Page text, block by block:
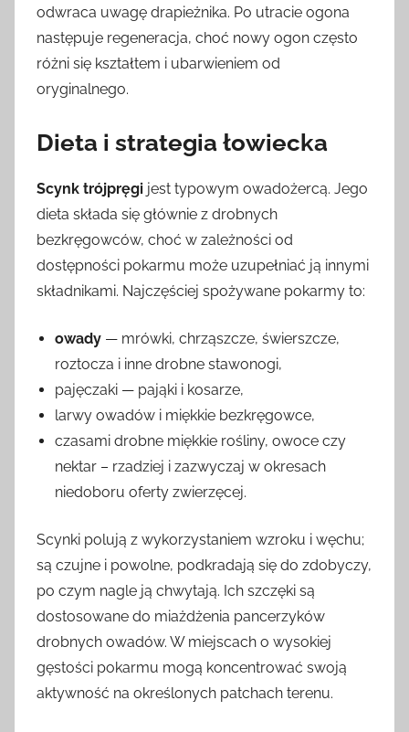
odwraca uwagę drapieżnika. Po utracie ogona
następuje regeneracja, choć nowy ogon często
różni się kształtem i ubarwieniem od
oryginalnego.
Dieta i strategia łowiecka
Scynk trójpręgi jest typowym owadożercą. Jego
dieta składa się głównie z drobnych
bezkręgowców, choć w zależności od
dostępności pokarmu może uzupełniać ją innymi
składnikami. Najczęściej spożywane pokarmy to:
owady — mrówki, chrząszcze, świerszcze,
roztocza i inne drobne stawonogi,
pajęczaki — pająki i kosarze,
larwy owadów i miękkie bezkręgowce,
czasami drobne miękkie rośliny, owoce czy
nektar – rzadziej i zazwyczaj w okresach
niedoboru oferty zwierzęcej.
Scynki polują z wykorzystaniem wzroku i węchu;
są czujne i powolne, podkradają się do zdobyczy,
po czym nagle ją chwytają. Ich szczęki są
dostosowane do miażdżenia pancerzyków
drobnych owadów. W miejscach o wysokiej
gęstości pokarmu mogą koncentrować swoją
aktywność na określonych patchach terenu.